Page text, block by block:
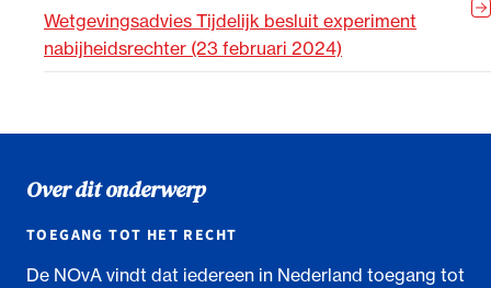
Wetgevingsadvies Tijdelijk besluit experiment
nabijheidsrechter (23 februari 2024)
Over dit onderwerp
TOEGANG TOT HET RECHT
De NOvA vindt dat iedereen in Nederland toegang tot